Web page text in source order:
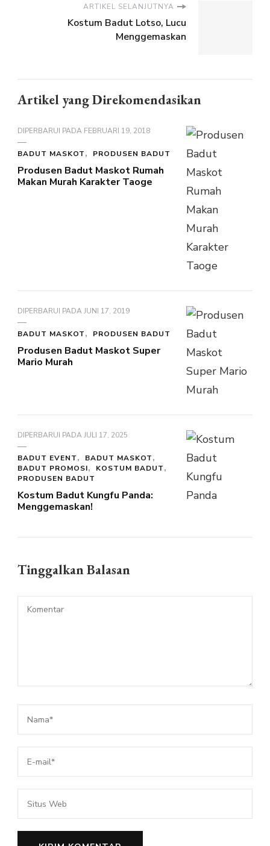
ARTIKEL SELANJUTNYA
Kostum Badut Lotso, Lucu
Menggemaskan
Artikel yang Direkomendasikan
DIPERBARUI PADA FEBRUARI 19, 2018
BADUT MASKOT PRODUSEN BADUT
Produsen Badut Maskot Rumah
Makan Murah Karakter Taoge
DIPERBARUI PADAJUNI 17, 2019
BADUT MASKOT PRODUSEN BADUT
Produsen Badut Maskot Super
Mario Murah
DIPERBARUI PADAJULI 17, 2025
BADUT EVENT
BADUT MASKOT
BADUT PROMOSI
KOSTUM BADUT
PRODUSEN BADUT
Kostum Badut Kungfu Panda:
Menggemaskan!
Tinggalkan Balasan